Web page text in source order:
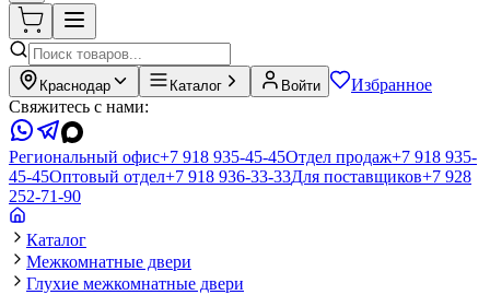
Краснодар Каталог Войти
Избранное
Свяжитесь с нами:
Региональный офис+7 918 935-45-45Отдел продаж+7 918 935-
45-45Оптовый отдел+7 918 936-33-33Для поставщиков+7 928
252-71-90
Каталог
Межкомнатные двери
Глухие межкомнатные двери